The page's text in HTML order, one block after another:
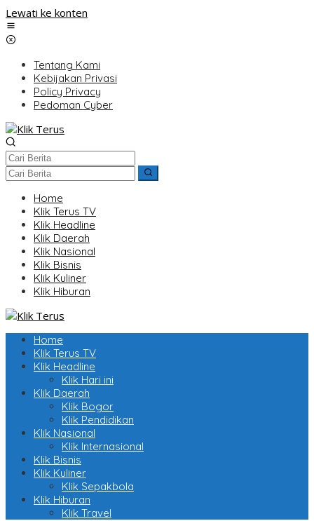
Lewati ke konten
Tentang Kami
Kebijakan Privasi
Policy Privacy
Pedoman Cyber
Home
Klik Terus TV
Klik Headline
Klik Daerah
Klik Nasional
Klik Bisnis
Klik Kuliner
Klik Hiburan
Home
Klik Terus TV
Klik Headline
Klik Hari ini
Klik Daerah
Klik Bogor
Klik Pendidikan
Klik Nasional
Klik Internasional
Klik Bisnis
Klik Kuliner
Klik Sepakbola
Klik Hiburan
Klik Travel